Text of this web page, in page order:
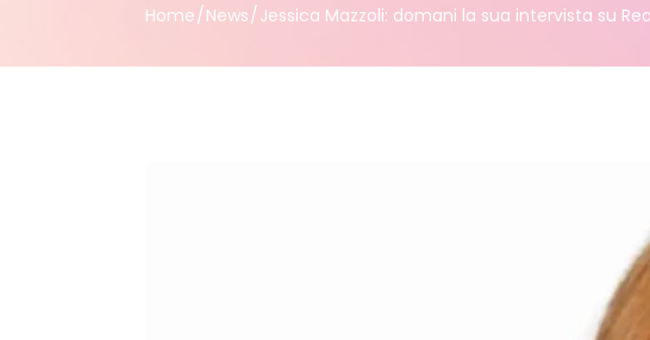
Home News Jessica Mazzoli: domani la sua intervista su